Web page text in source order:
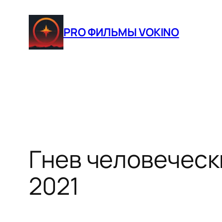
Перейти
содержимому
PRO ФИЛЬМЫ VOKINO
Гнев
2021